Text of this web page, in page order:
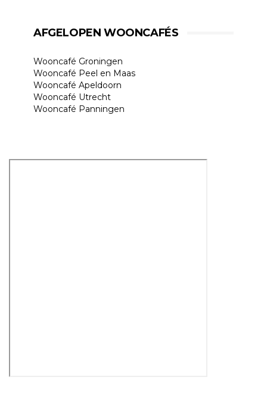
AFGELOPEN WOONCAFÉS
Wooncafé Groningen
Wooncafé Peel en Maas
Wooncafé Apeldoorn
Wooncafé Utrecht
Wooncafé Panningen